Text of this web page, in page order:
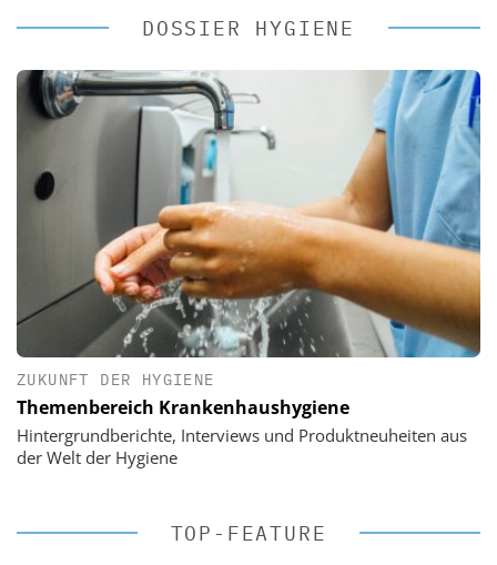
DOSSIER HYGIENE
ZUKUNFT DER HYGIENE
Themenbereich Krankenhaushygiene
Hintergrundberichte, Interviews und Produktneuheiten aus
der Welt der Hygiene
TOP-FEATURE